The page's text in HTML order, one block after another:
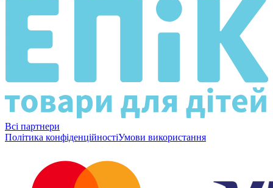
Всі партнери
Політика конфіденційностіУмови використання